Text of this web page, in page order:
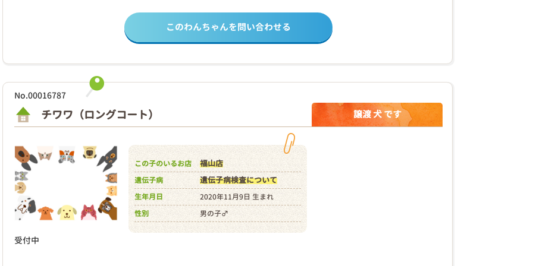
このわんちゃんを問い合わせる
No.00016787
チワワ（ロングコート） 譲渡 犬 です
受付中
この子のいるお店 福山店
遺伝子病 遺伝子病検査について
生年月日
2020年11月9日 生まれ
性別
男の子♂